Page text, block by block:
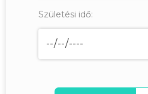
Születési idő: